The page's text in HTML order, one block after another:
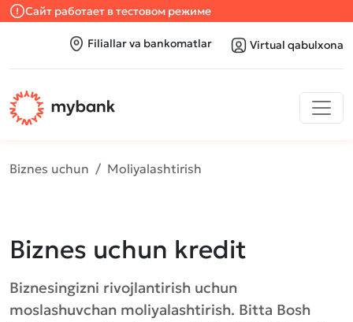
Сайт работает в тестовом режиме
Filiallar va bankomatlar Virtual qabulxona
Biznes uchun Moliyalashtirish
Biznes uchun kredit
Biznesingizni rivojlantirish uchun
moslashuvchan moliyalashtirish. Bitta Bosh